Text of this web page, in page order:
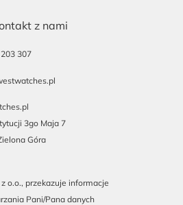
z nami
307
3go Maja 7
Góra
o.o., przekazuje informacje
Pani/Pana danych